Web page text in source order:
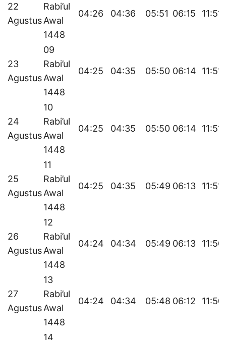
22
Agustus
Rabi’ul
Awal
1448
04:26 04:36 05:51 06:15 11:51
23
Agustus
09
Rabi’ul
Awal
1448
04:25 04:35 05:50 06:14 11:51
24
Agustus
10
Rabi’ul
Awal
1448
04:25 04:35 05:50 06:14 11:51
25
Agustus
11
Rabi’ul
Awal
1448
04:25 04:35 05:49 06:13 11:51
26
Agustus
12
Rabi’ul
Awal
1448
04:24 04:34 05:49 06:13 11:50
27
Agustus
13
Rabi’ul
Awal
1448
04:24 04:34 05:48 06:12 11:50
14